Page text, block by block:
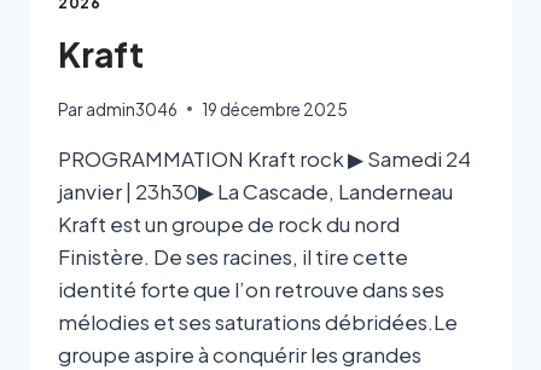
Kraft
Par admin3046 19 décembre 2025
PROGRAMMATION Kraft rock ▶ Samedi 24
janvier | 23h30▶ La Cascade, Landerneau
Kraft est un groupe de rock du nord
Finistère. De ses racines, il tire cette
identité forte que l’on retrouve dans ses
mélodies et ses saturations débridées.Le
groupe aspire à conquérir les grandes